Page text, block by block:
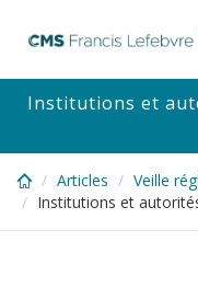
content
Institutions et
Articles
Veille
Institutions et